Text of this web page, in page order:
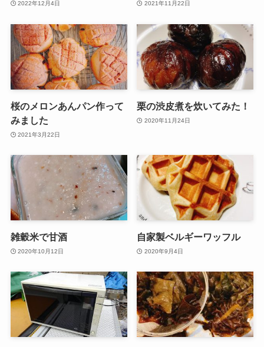
2022年12月4日 2021年11月22日
桜のメロンあんパン作って
みました
2021年3月22日
栗の渋皮煮を炊いてみた！
2020年11月24日
雑穀米で甘酒
2020年10月12日
自家製ベルギーワッフル
2020年9月4日